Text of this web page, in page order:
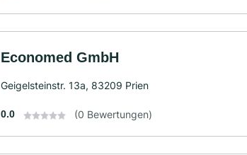
Economed GmbH
Geigelsteinstr. 13a, 83209 Prien
0.0 (0 Bewertungen)